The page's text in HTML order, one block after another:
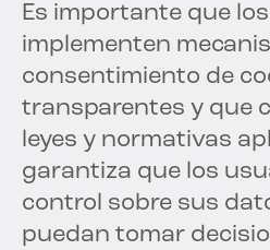
Es importante que
implementen
consentimiento de
transparentes y que
leyes y normativas
garantiza que los
control sobre sus
puedan tomar